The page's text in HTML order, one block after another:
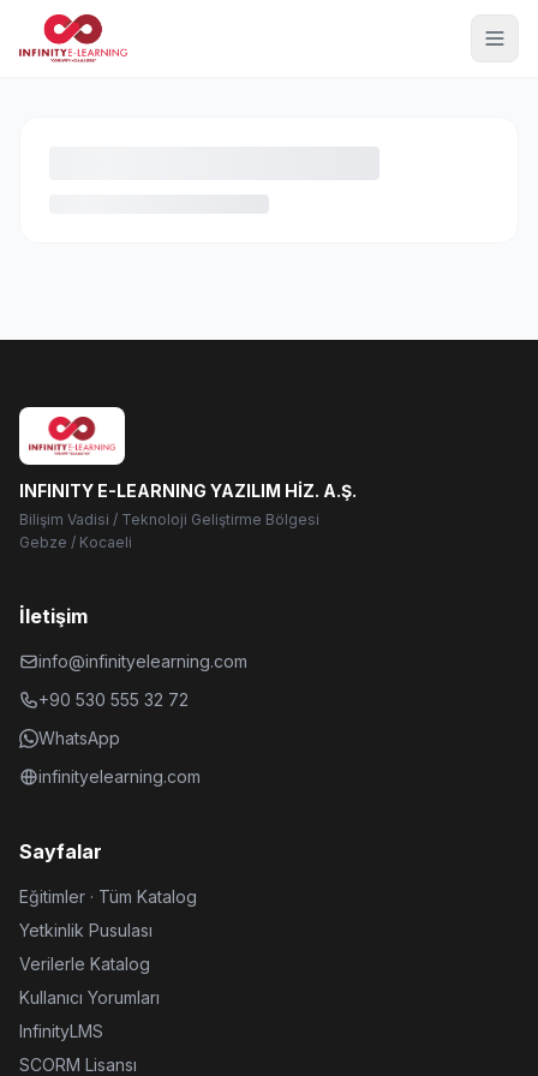
INFINITY E-LEARNING YAZILIM HİZ. A.Ş.
Bilişim Vadisi / Teknoloji Geliştirme Bölgesi
Gebze / Kocaeli
İletişim
info@infinityelearning.com
+90 530 555 32 72
WhatsApp
infinityelearning.com
Sayfalar
Eğitimler · Tüm Katalog
Yetkinlik Pusulası
Verilerle Katalog
Kullanıcı Yorumları
InfinityLMS
SCORM Lisansı